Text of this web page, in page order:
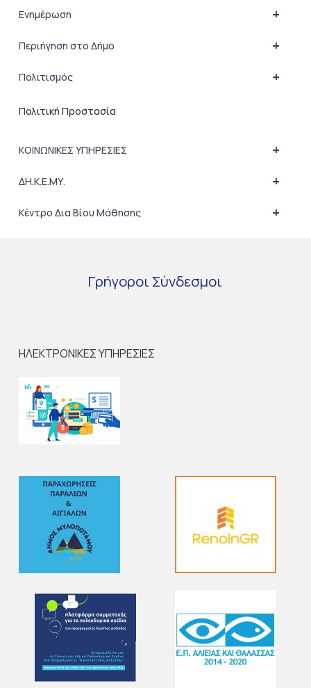
+
Ενημέρωση
+
Περιήγηση στο Δήμο
+
Πολιτισμός
Πολιτική Προστασία
+
ΚΟΙΝΩΝΙΚΕΣ ΥΠΗΡΕΣΙΕΣ
+
ΔΗ.Κ.Ε.ΜΥ.
+
Κέντρο Δια Βίου Μάθησης
Γρήγοροι Σύνδεσμοι
ΗΛΕΚΤΡΟΝΙΚΕΣ ΥΠΗΡΕΣΙΕΣ